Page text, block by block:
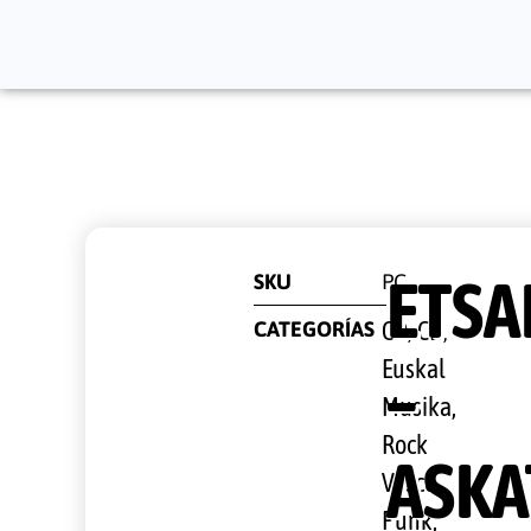
SKU
PC
CATEGORÍAS CD,CD,
Euskal
Musika,
Rock
Vasco,
Punk,
–